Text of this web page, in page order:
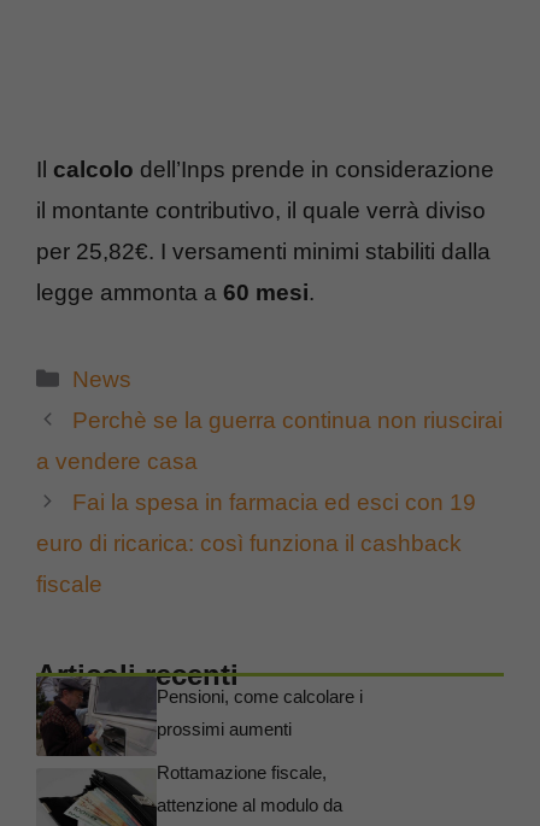
Il calcolo dell’Inps prende in considerazione
il montante contributivo, il quale verrà diviso
per 25,82€. I versamenti minimi stabiliti dalla
legge ammonta a 60 mesi.
Categorie
News
Perchè se la guerra continua non riuscirai
a vendere casa
Fai la spesa in farmacia ed esci con 19
euro di ricarica: così funziona il cashback
fiscale
Articoli recenti
Pensioni, come calcolare i
prossimi aumenti
Rottamazione fiscale,
attenzione al modulo da